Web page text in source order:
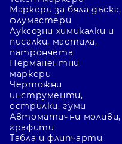
Маркери за бяла дъска,
флумастери
Луксозни химикалки и
писалки, мастила,
патрончета
Перманентни
маркери
Чертожни
инструменти,
острилки, гуми
Автоматични моливи,
графити
Табла и флипчарти